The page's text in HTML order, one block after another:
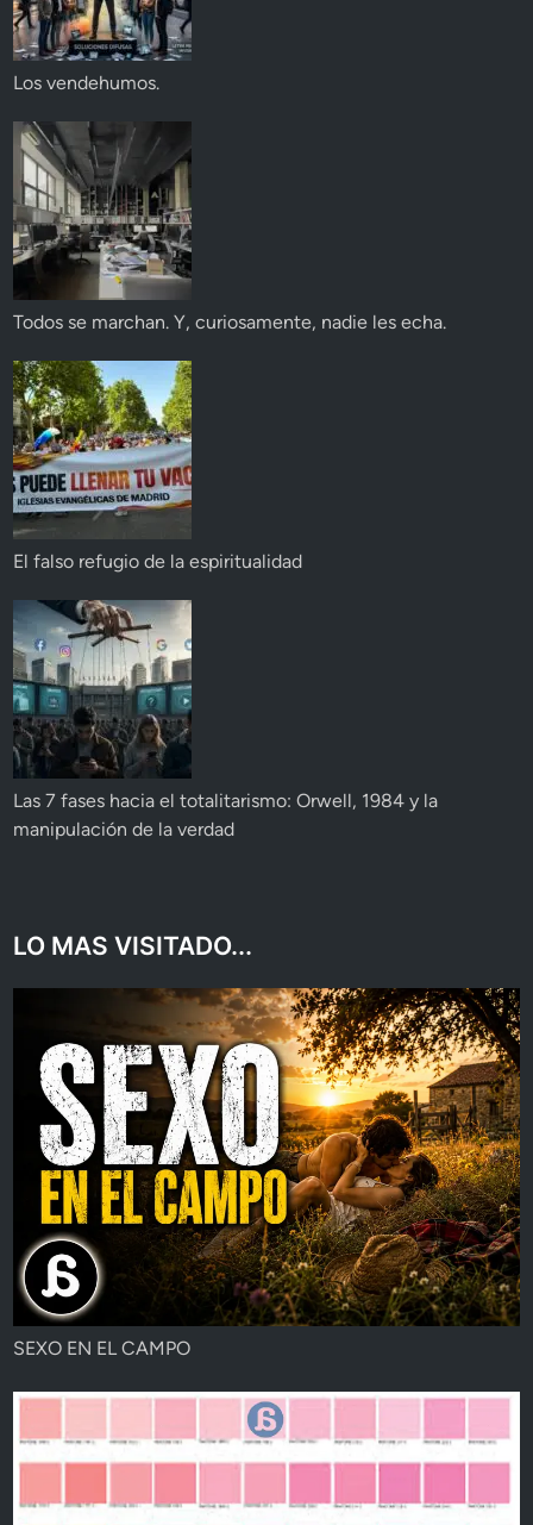
Los vendehumos.
Todos se marchan. Y, curiosamente, nadie les echa.
El falso refugio de la espiritualidad
Las 7 fases hacia el totalitarismo: Orwell, 1984 y la
manipulación de la verdad
LO MAS VISITADO...
SEXO EN EL CAMPO